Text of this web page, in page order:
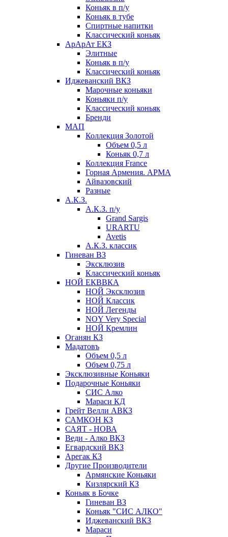
Коньяк в п/у
Коньяк в тубе
Спиртные напитки
Классический коньяк
АрАрАт ЕКЗ
Элитные
Коньяк в п/у
Классический коньяк
Иджеванский ВКЗ
Марочные коньяки
Коньяки п/у
Классический коньяк
Бренди
МАП
Коллекция Золотой
Объем 0,5 л
Коньяк 0,7 л
Коллекция France
Горная Армения. АРМА
Айвазовский
Разные
А.К.З.
А.К.З. п/у
Grand Sargis
URARTU
Avetis
А.К.З. классик
Гиневан ВЗ
Эксклюзив
Классический коньяк
НОЙ ЕКВВКА
НОЙ Эксклюзив
НОЙ Классик
НОЙ Легенды
NOY Very Speсial
НОЙ Кремлин
Оганян КЗ
Мадатовъ
Объем 0,5 л
Объем 0,75 л
Эксклюзивные Коньяки
Подарочные Коньяки
СИС Алко
Мараси КД
Грейт Велли АВКЗ
САМКОН КЗ
САЯТ - НОВА
Веди - Алко ВКЗ
Егвардский ВКЗ
Арегак КЗ
Другие Производители
Армянские Коньяки
Кизлярский КЗ
Коньяк в Бочке
Гиневан ВЗ
Коньяк "СИС АЛКО"
Иджеванский ВКЗ
Мараси